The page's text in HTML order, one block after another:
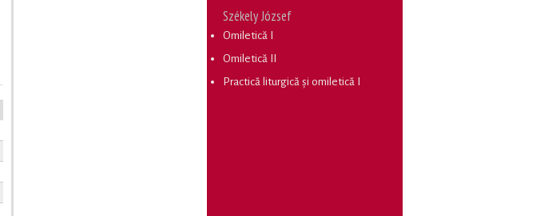
Székely József
Omiletică I
Omiletică II
Practică liturgică și omiletică I